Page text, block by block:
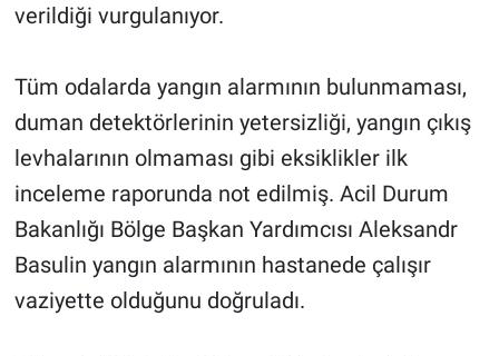
verildiği vurgulanıyor.
Tüm odalarda yangın alarmının bulunmaması,
duman detektörlerinin yetersizliği, yangın çıkış
levhalarının olmaması gibi eksiklikler ilk
inceleme raporunda not edilmiş. Acil Durum
Bakanlığı Bölge Başkan Yardımcısı Aleksandr
Basulin yangın alarmının hastanede çalışır
vaziyette olduğunu doğruladı.